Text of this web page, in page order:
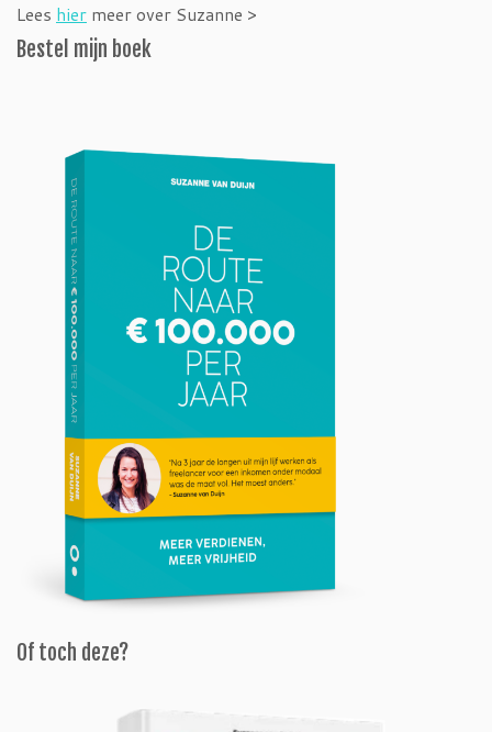
Lees hier meer over Suzanne >
Bestel mijn boek
Of toch deze?